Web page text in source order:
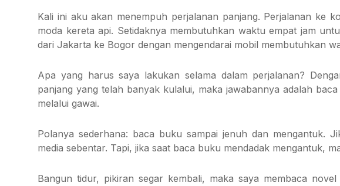
Kali ini aku akan menempuh perjalanan panjang. Perjalanan ke
moda kereta api. Setidaknya membutuhkan waktu empat jam
dari Jakarta ke Bogor dengan mengendarai mobil membutuhkan
Apa yang harus saya lakukan selama dalam perjalanan?
panjang yang telah banyak kulalui, maka jawabannya adalah
melalui gawai.
Polanya sederhana: baca buku sampai jenuh dan mengantuk.
media sebentar. Tapi, jika saat baca buku mendadak mengantuk,
Bangun tidur, pikiran segar kembali, maka saya membaca